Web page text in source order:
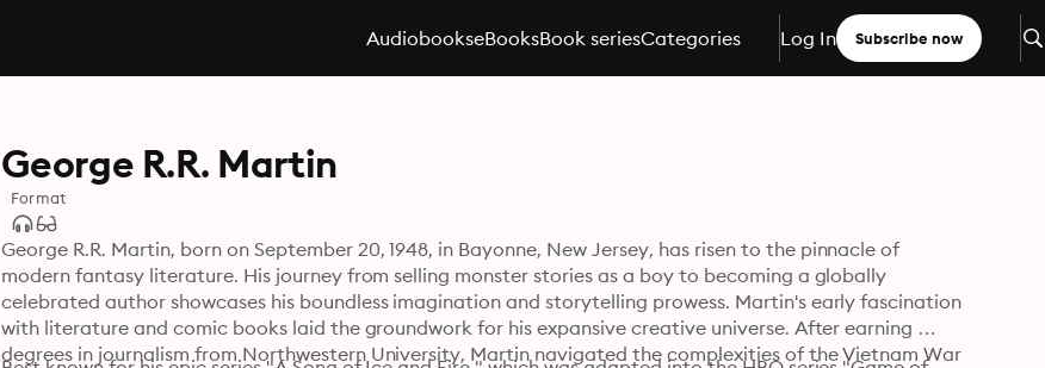
AudiobookseBooksBook seriesCategories Log In Subscribe now
George R.R. Martin
Format
George R.R. Martin, born on September 20, 1948, in Bayonne, New Jersey, has risen to the pinnacle of
modern fantasy literature. His journey from selling monster stories as a boy to becoming a globally
celebrated author showcases his boundless imagination and storytelling prowess. Martin's early fascination
with literature and comic books laid the groundwork for his expansive creative universe. After earning
degrees in journalism from Northwestern University, Martin navigated the complexities of the Vietnam War